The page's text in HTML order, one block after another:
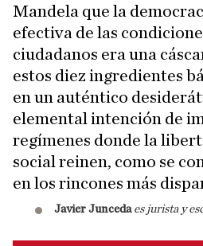
Mandela que la
efectiva de las
ciudadanos era una
estos diez ingredientes
en un auténtico
elemental intención de
regímenes donde la
social reinen, como se
en los rincones más
Javier Junceda es jurista y